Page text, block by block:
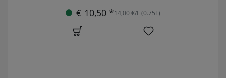
€ 10,50 *14,00 €/L (0.75L)